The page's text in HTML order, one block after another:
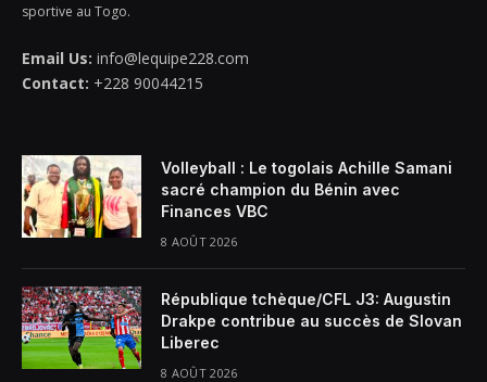
sportive au Togo.
Email Us: info@lequipe228.com
Contact: +228 90044215
Volleyball : Le togolais Achille Samani
sacré champion du Bénin avec
Finances VBC
8 AOÛT 2026
République tchèque/CFL J3: Augustin
Drakpe contribue au succès de Slovan
Liberec
8 AOÛT 2026